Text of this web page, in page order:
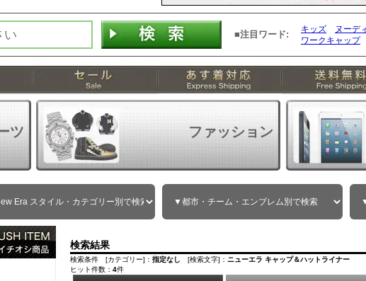
■注目ワード: キッズ ヌーデ
ワークキャップ
ツ ファッション
検索結果
検索条件 [カテゴリー]： 指定なし [検索文字]： ニューエラ キャップ＆ハットライナー
ヒット件数： 4件